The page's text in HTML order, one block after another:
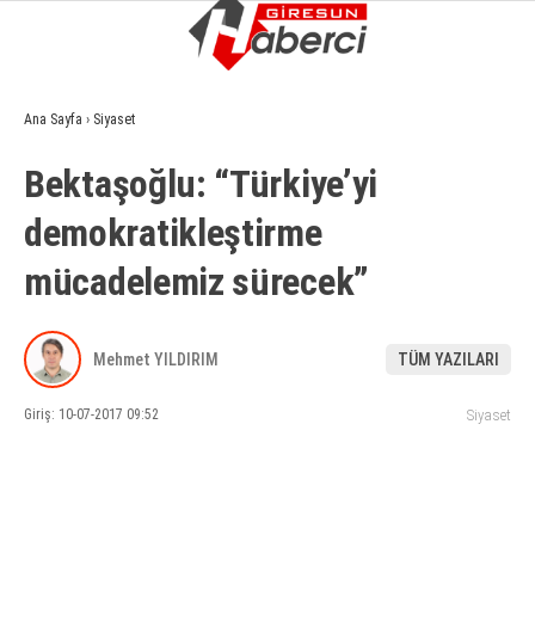
GÜNDEM
EKONOMI
SIYASET
ASAYIŞ
SPOR
Ana Sayfa › Siyaset
Bektaşoğlu: “Türkiye’yi
demokratikleştirme
mücadelemiz sürecek”
Mehmet YILDIRIM TÜM YAZILARI
Giriş: 10-07-2017 09:52 Siyaset